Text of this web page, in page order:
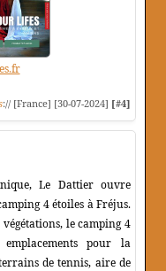
:// [France] [30-07-2024] [#4]
Le Dattier ouvre
4 étoiles à Fréjus.
le camping 4
pour la
de tennis, aire de